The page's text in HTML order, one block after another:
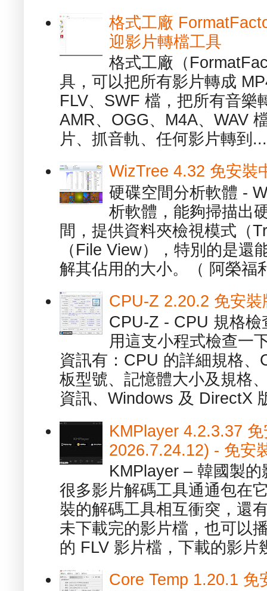
格式工廠
迎影片轉檔工具
格式工廠（
具，可以把所有影片轉成
FLV、SWF 檔，把所有音樂
AMR、OGG、M4A、WAV
片、抓音軌、任何影片轉到...
WizTree 4.32 免安裝
硬碟空間分析軟體 -
析軟體，能夠掃描出
間，提供資料夾檢視模式（
（File View），特別的是還
解其佔用的大小。（ 阿榮福
CPU-Z 2.20.2 免安
CPU-Z - CPU 規格
用這支小程式檢查一
資訊有：CPU 的詳細規格
板型號、記憶體大小及規格
資訊、Windows 及 DirectX
KMPlayer 4.2.3.37
2026.7.24.12) - 免安
KMPlayer – 韓國製
很多影片解碼工具通通包在
裝的解碼工具相互衝突，還
未下載完的影片檔，也可以
的 FLV 影片檔，下載的影片
Core Temp 1.20.1 免